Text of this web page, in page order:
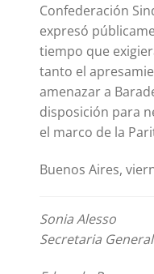
Confederación
expresó
tiempo que
tanto el
amenazar a
disposición para
el marco de la
Buenos Aires,
Sonia Alesso
Secretaria General